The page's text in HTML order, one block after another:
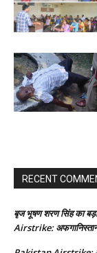
RECENT
बृज भूषण शरण सिंह का
Airstrike: अफगानिस्तान